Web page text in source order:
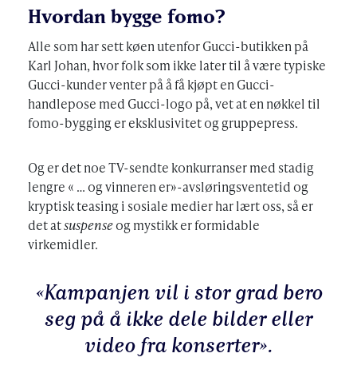
Hvordan bygge fomo?
Alle som har sett køen utenfor Gucci-butikken på
Karl Johan, hvor folk som ikke later til å være typiske
Gucci-kunder venter på å få kjøpt en Gucci-
handlepose med Gucci-logo på, vet at en nøkkel til
fomo-bygging er eksklusivitet og gruppepress.
Og er det noe TV-sendte konkurranser med stadig
lengre « … og vinneren er»-avsløringsventetid og
kryptisk teasing i sosiale medier har lært oss, så er
det atsuspenseog mystikk er formidable
virkemidler.
«Kampanjen vil i stor grad bero
seg på å ikke dele bilder eller
video fra konserter».